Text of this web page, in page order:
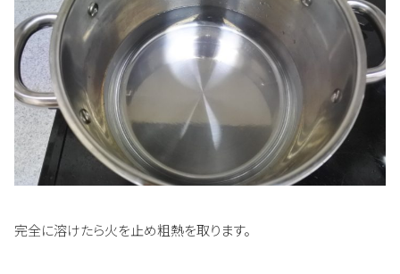
完全に溶けたら火を止め粗熱を取ります。